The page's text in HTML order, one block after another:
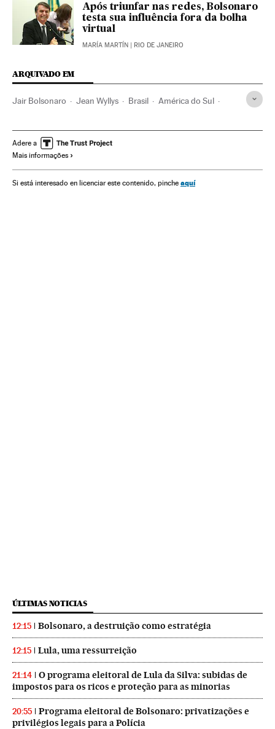
Após triunfar nas redes, Bolsonaro
testa sua influência fora da bolha
virtual
MARÍA MARTÍN | RIO DE JANEIRO
ARQUIVADO EM
Jair Bolsonaro Jean Wyllys Brasil América do Sul
Adere a
Mais informações
Si está interesado en licenciar este contenido, pinche aquí
ÚLTIMAS NOTICIAS
12:15 Bolsonaro, a destruição como estratégia
12:15 Lula, uma ressurreição
21:14
O programa eleitoral de Lula da Silva: subidas de
impostos para os ricos e proteção para as minorias
20:55
Programa eleitoral de Bolsonaro: privatizações e
privilégios legais para a Polícia